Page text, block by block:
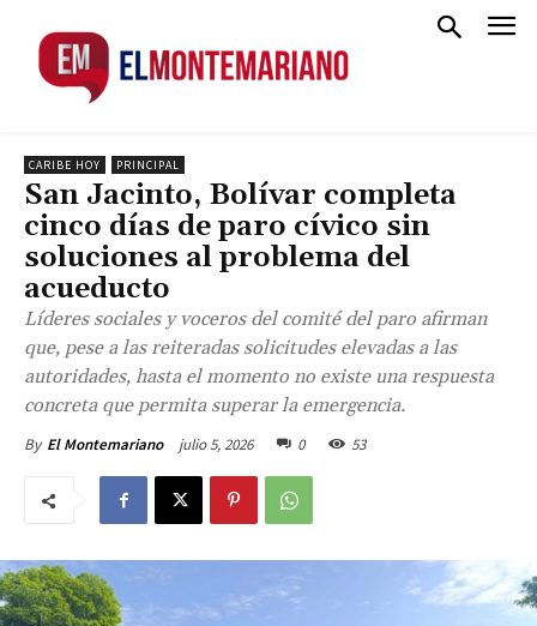
CARIBE HOY PRINCIPAL
San Jacinto, Bolívar completa
cinco días de paro cívico sin
soluciones al problema del
acueducto
Líderes sociales y voceros del comité del paro afirman
que, pese a las reiteradas solicitudes elevadas a las
autoridades, hasta el momento no existe una respuesta
concreta que permita superar la emergencia.
By El Montemariano julio 5, 2026 0 53